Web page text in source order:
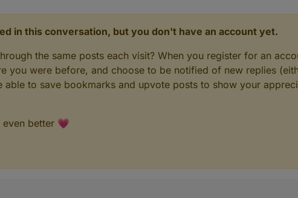
in this conversation, but you don't have an account yet.
the same posts each visit? When you register for an
you were before, and choose to be notified of new replies
to save bookmarks and upvote posts to show your
better 💗